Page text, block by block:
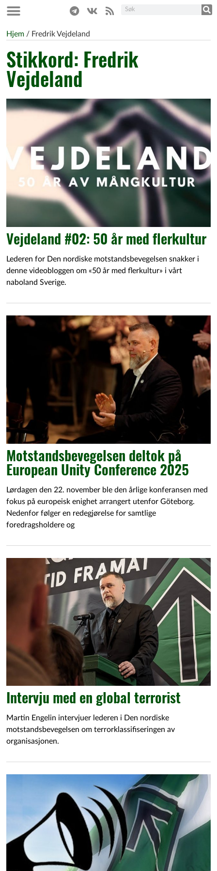
Hjem / Fredrik Vejdeland
Stikkord: Fredrik
Vejdeland
Vejdeland #02: 50 år med flerkultur
Lederen for Den nordiske motstandsbevegelsen snakker i
denne videobloggen om «50 år med flerkultur» i vårt
naboland Sverige.
Motstandsbevegelsen deltok på
European Unity Conference 2025
Lørdagen den 22. november ble den årlige konferansen med
fokus på europeisk enighet arrangert utenfor Göteborg.
Nedenfor følger en redegjørelse for samtlige
foredragsholdere og
Intervju med en global terrorist
Martin Engelin intervjuer lederen i Den nordiske
motstandsbevegelsen om terrorklassifiseringen av
organisasjonen.